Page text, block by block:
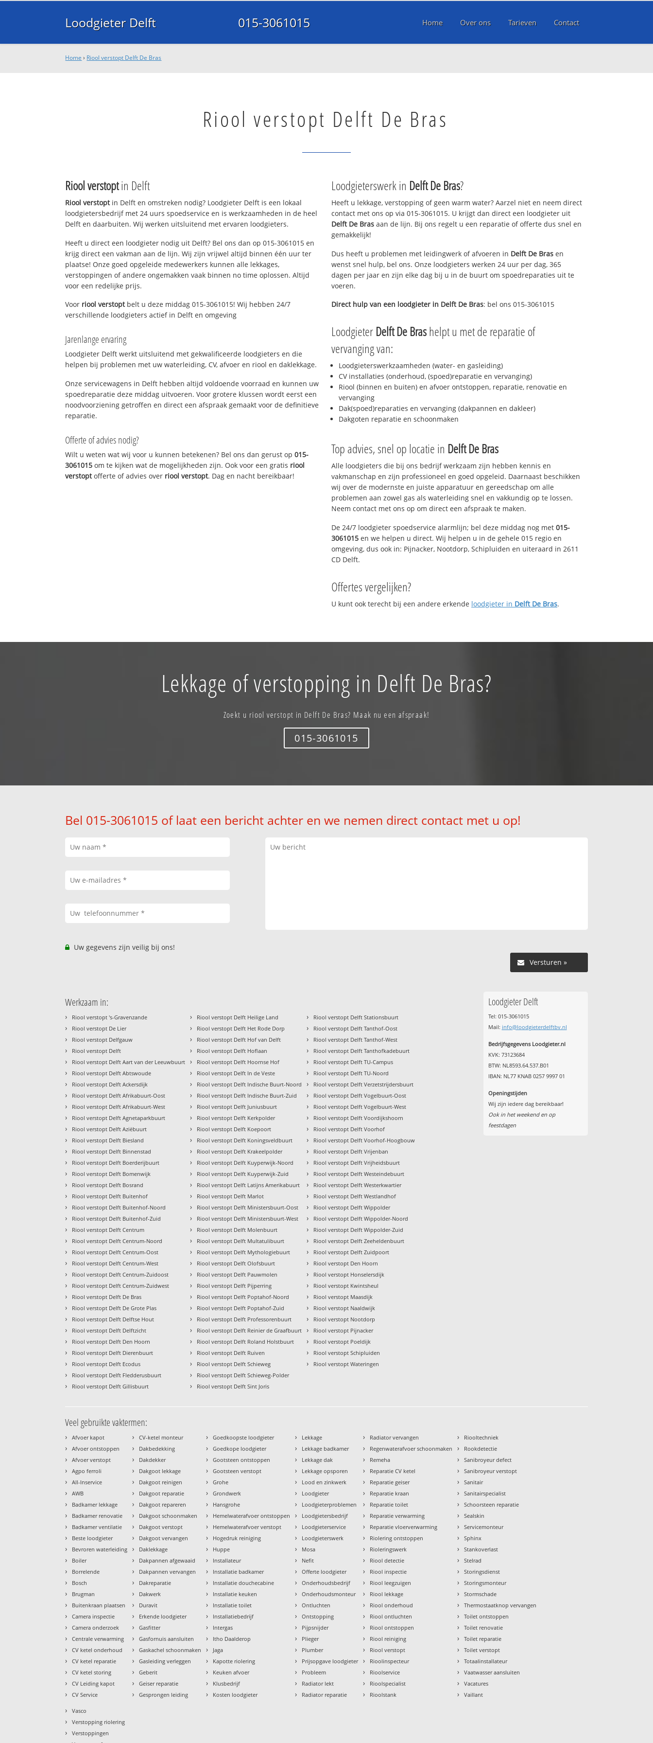
Loodgieter Delft 015-3061015 Home Over ons Tarieven Contact
Home › Riool verstopt Delft De Bras
Riool verstopt Delft De Bras
Riool verstoptin Delft
Riool verstoptin Delft en omstreken nodig? Loodgieter Delft is een lokaal
loodgietersbedrijf met 24 uurs spoedservice en is werkzaamheden in de heel
Delft en daarbuiten. Wij werken uitsluitend met ervaren loodgieters.
Heeft u direct een loodgieter nodig uit Delft? Bel ons dan op 015-3061015 en
krijg direct een vakman aan de lijn. Wij zijn vrijwel altijd binnen één uur ter
plaatse! Onze goed opgeleide medewerkers kunnen alle lekkages,
verstoppingen of andere ongemakken vaak binnen no time oplossen. Altijd
voor een redelijke prijs.
Voor riool verstoptbelt u deze middag 015-3061015! Wij hebben 24/7
verschillende loodgieters actief in Delft en omgeving
Jarenlange ervaring
Loodgieter Delft werkt uitsluitend met gekwalificeerde loodgieters en die
helpen bij problemen met uw waterleiding, CV, afvoer en riool en daklekkage.
Onze servicewagens in Delft hebben altijd voldoende voorraad en kunnen uw
spoedreparatie deze middag uitvoeren. Voor grotere klussen wordt eerst een
noodvoorziening getroffen en direct een afspraak gemaakt voor de definitieve
reparatie.
Offerte of advies nodig?
Wilt u weten wat wij voor u kunnen betekenen? Bel ons dan gerust op015-
3061015 om te kijken wat de mogelijkheden zijn. Ook voor een gratis riool
verstoptofferte of advies over riool verstopt. Dag en nacht bereikbaar!
Loodgieterswerk in Delft De Bras?
Heeft u lekkage, verstopping of geen warm water? Aarzel niet en neem direct
contact met ons op via 015-3061015. U krijgt dan direct een loodgieter uit
Delft De Bras aan de lijn. Bij ons regelt u een reparatie of offerte dus snel en
gemakkelijk!
Dus heeft u problemen met leidingwerk of afvoeren in Delft De Bras en
wenst snel hulp, bel ons. Onze loodgieters werken 24 uur per dag, 365
dagen per jaar en zijn elke dag bij u in de buurt om spoedreparaties uit te
voeren.
Direct hulp van een loodgieter in Delft De Bras: bel ons 015-3061015
Loodgieter Delft De Brashelpt u met de reparatie of
vervanging van:
Loodgieterswerkzaamheden (water- en gasleiding)
CV installaties (onderhoud, (spoed)reparatie en vervanging)
Riool (binnen en buiten) en afvoer ontstoppen, reparatie, renovatie en
vervanging
Dak(spoed)reparaties en vervanging (dakpannen en dakleer)
Dakgoten reparatie en schoonmaken
Top advies, snel op locatie in Delft De Bras
Alle loodgieters die bij ons bedrijf werkzaam zijn hebben kennis en
vakmanschap en zijn professioneel en goed opgeleid. Daarnaast beschikken
wij over de modernste en juiste apparatuur en gereedschap om alle
problemen aan zowel gas als waterleiding snel en vakkundig op te lossen.
Neem contact met ons op om direct een afspraak te maken.
De 24/7 loodgieter spoedservice alarmlijn; bel deze middag nog met 015-
3061015 en we helpen u direct. Wij helpen u in de gehele 015 regio en
omgeving, dus ook in: Pijnacker, Nootdorp, Schipluiden en uiteraard in 2611
CD Delft.
Offertes vergelijken?
U kunt ook terecht bij een andere erkende loodgieter in Delft De Bras.
Lekkage of verstopping in Delft De Bras?
Zoekt u riool verstopt in Delft De Bras? Maak nu een afspraak!
015-3061015
Bel 015-3061015 of laat een bericht achter en we nemen direct contact met u op!
Uw gegevens zijn veilig bij ons!
Versturen »
Werkzaam in:
› Riool verstopt 's-Gravenzande
› Riool verstopt De Lier
› Riool verstopt Delfgauw
› Riool verstopt Delft
› Riool verstopt Delft Aart van der Leeuwbuurt
› Riool verstopt Delft Abtswoude
› Riool verstopt Delft Ackersdijk
› Riool verstopt Delft Afrikabuurt-Oost
› Riool verstopt Delft Afrikabuurt-West
› Riool verstopt Delft Agnetaparkbuurt
› Riool verstopt Delft Aziëbuurt
› Riool verstopt Delft Biesland
› Riool verstopt Delft Binnenstad
› Riool verstopt Delft Boerderijbuurt
› Riool verstopt Delft Bomenwijk
› Riool verstopt Delft Bosrand
› Riool verstopt Delft Buitenhof
› Riool verstopt Delft Buitenhof-Noord
› Riool verstopt Delft Buitenhof-Zuid
› Riool verstopt Delft Centrum
› Riool verstopt Delft Centrum-Noord
› Riool verstopt Delft Centrum-Oost
› Riool verstopt Delft Centrum-West
› Riool verstopt Delft Centrum-Zuidoost
› Riool verstopt Delft Centrum-Zuidwest
› Riool verstopt Delft De Bras
› Riool verstopt Delft De Grote Plas
› Riool verstopt Delft Delftse Hout
› Riool verstopt Delft Delftzicht
› Riool verstopt Delft Den Hoorn
› Riool verstopt Delft Dierenbuurt
› Riool verstopt Delft Ecodus
› Riool verstopt Delft Fledderusbuurt
› Riool verstopt Delft Gillisbuurt
› Riool verstopt Delft Heilige Land
› Riool verstopt Delft Het Rode Dorp
› Riool verstopt Delft Hof van Delft
› Riool verstopt Delft Hoflaan
› Riool verstopt Delft Hoornse Hof
› Riool verstopt Delft In de Veste
› Riool verstopt Delft Indische Buurt-Noord
› Riool verstopt Delft Indische Buurt-Zuid
› Riool verstopt Delft Juniusbuurt
› Riool verstopt Delft Kerkpolder
› Riool verstopt Delft Koepoort
› Riool verstopt Delft Koningsveldbuurt
› Riool verstopt Delft Krakeelpolder
› Riool verstopt Delft Kuyperwijk-Noord
› Riool verstopt Delft Kuyperwijk-Zuid
› Riool verstopt Delft Latijns Amerikabuurt
› Riool verstopt Delft Marlot
› Riool verstopt Delft Ministersbuurt-Oost
› Riool verstopt Delft Ministersbuurt-West
› Riool verstopt Delft Molenbuurt
› Riool verstopt Delft Multatulibuurt
› Riool verstopt Delft Mythologiebuurt
› Riool verstopt Delft Olofsbuurt
› Riool verstopt Delft Pauwmolen
› Riool verstopt Delft Pijperring
› Riool verstopt Delft Poptahof-Noord
› Riool verstopt Delft Poptahof-Zuid
› Riool verstopt Delft Professorenbuurt
› Riool verstopt Delft Reinier de Graafbuurt
› Riool verstopt Delft Roland Holstbuurt
› Riool verstopt Delft Ruiven
› Riool verstopt Delft Schieweg
› Riool verstopt Delft Schieweg-Polder
› Riool verstopt Delft Sint Joris
› Riool verstopt Delft Stationsbuurt
› Riool verstopt Delft Tanthof-Oost
› Riool verstopt Delft Tanthof-West
› Riool verstopt Delft Tanthofkadebuurt
› Riool verstopt Delft TU-Campus
› Riool verstopt Delft TU-Noord
› Riool verstopt Delft Verzetstrijdersbuurt
› Riool verstopt Delft Vogelbuurt-Oost
› Riool verstopt Delft Vogelbuurt-West
› Riool verstopt Delft Voordijkshoorn
› Riool verstopt Delft Voorhof
› Riool verstopt Delft Voorhof-Hoogbouw
› Riool verstopt Delft Vrijenban
› Riool verstopt Delft Vrijheidsbuurt
› Riool verstopt Delft Westeindebuurt
› Riool verstopt Delft Westerkwartier
› Riool verstopt Delft Westlandhof
› Riool verstopt Delft Wippolder
› Riool verstopt Delft Wippolder-Noord
› Riool verstopt Delft Wippolder-Zuid
› Riool verstopt Delft Zeeheldenbuurt
› Riool verstopt Delft Zuidpoort
› Riool verstopt Den Hoorn
› Riool verstopt Honselersdijk
› Riool verstopt Kwintsheul
› Riool verstopt Maasdijk
› Riool verstopt Naaldwijk
› Riool verstopt Nootdorp
› Riool verstopt Pijnacker
› Riool verstopt Poeldijk
› Riool verstopt Schipluiden
› Riool verstopt Wateringen
Loodgieter Delft
Tel: 015-3061015
Mail: info@loodgieterdelftbv.nl
Bedrijfsgegevens Loodgieter.nl
KVK: 73123684
BTW: NL8593.64.537.B01
IBAN: NL77 KNAB 0257 9997 01
Openingstijden
Wij zijn iedere dag bereikbaar!
Ook in het weekend en op
feestdagen
Veel gebruikte vaktermen:
› Afvoer kapot
› Afvoer ontstoppen
› Afvoer verstopt
› Agpo ferroli
› All-Inservice
› AWB
› Badkamer lekkage
› Badkamer renovatie
› Badkamer ventilatie
› Beste loodgieter
› Bevroren waterleiding
› Boiler
› Borrelende
› Bosch
› Brugman
› Buitenkraan plaatsen
› Camera inspectie
› Camera onderzoek
› Centrale verwarming
› CV ketel onderhoud
› CV ketel reparatie
› CV ketel storing
› CV Leiding kapot
› CV Service
› CV-ketel monteur
› Dakbedekking
› Dakdekker
› Dakgoot lekkage
› Dakgoot reinigen
› Dakgoot reparatie
› Dakgoot repareren
› Dakgoot schoonmaken
› Dakgoot verstopt
› Dakgoot vervangen
› Daklekkage
› Dakpannen afgewaaid
› Dakpannen vervangen
› Dakreparatie
› Dakwerk
› Duravit
› Erkende loodgieter
› Gasfitter
› Gasfornuis aansluiten
› Gaskachel schoonmaken
› Gasleiding verleggen
› Geberit
› Geiser reparatie
› Gesprongen leiding
› Goedkoopste loodgieter
› Goedkope loodgieter
› Gootsteen ontstoppen
› Gootsteen verstopt
› Grohe
› Grondwerk
› Hansgrohe
› Hemelwaterafvoer ontstoppen
› Hemelwaterafvoer verstopt
› Hogedruk reiniging
› Huppe
› Installateur
› Installatie badkamer
› Installatie douchecabine
› Installatie keuken
› Installatie toilet
› Installatiebedrijf
› Intergas
› Itho Daalderop
› Jaga
› Kapotte riolering
› Keuken afvoer
› Klusbedrijf
› Kosten loodgieter
› Lekkage
› Lekkage badkamer
› Lekkage dak
› Lekkage opsporen
› Lood en zinkwerk
› Loodgieter
› Loodgieterproblemen
› Loodgietersbedrijf
› Loodgieterservice
› Loodgieterswerk
› Mosa
› Nefit
› Offerte loodgieter
› Onderhoudsbedrijf
› Onderhoudsmonteur
› Ontluchten
› Ontstopping
› Pijpsnijder
› Plieger
› Plumber
› Prijsopgave loodgieter
› Probleem
› Radiator lekt
› Radiator reparatie
› Radiator vervangen
› Regenwaterafvoer schoonmaken
› Remeha
› Reparatie CV ketel
› Reparatie geiser
› Reparatie kraan
› Reparatie toilet
› Reparatie verwarming
› Reparatie vloerverwarming
› Riolering ontstoppen
› Rioleringswerk
› Riool detectie
› Riool inspectie
› Riool leegzuigen
› Riool lekkage
› Riool onderhoud
› Riool ontluchten
› Riool ontstoppen
› Riool reiniging
› Riool verstopt
› Rioolinspecteur
› Rioolservice
› Rioolspecialist
› Rioolstank
› Riooltechniek
› Rookdetectie
› Sanibroyeur defect
› Sanibroyeur verstopt
› Sanitair
› Sanitairspecialist
› Schoorsteen reparatie
› Sealskin
› Servicemonteur
› Sphinx
› Stankoverlast
› Stelrad
› Storingsdienst
› Storingsmonteur
› Stormschade
› Thermostaatknop vervangen
› Toilet ontstoppen
› Toilet renovatie
› Toilet reparatie
› Toilet verstopt
› Totaalinstallateur
› Vaatwasser aansluiten
› Vacatures
› Vaillant
› Vasco
› Verstopping riolering
› Verstoppingen